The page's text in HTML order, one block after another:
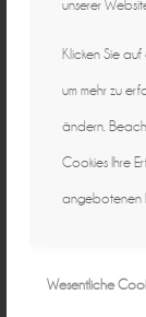
unserer
Klicken Sie
um mehr zu
ändern.
Cookies Ihre
angebotenen
Wesentliche